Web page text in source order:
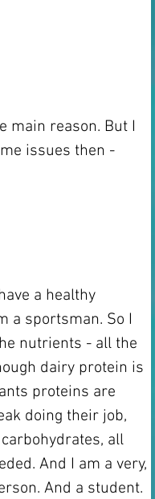
main reason. But I
issues then -
a healthy
a sportsman. So I
nutrients - all the
dairy protein is
proteins are
doing their job,
all
And I am a very,
And a student.